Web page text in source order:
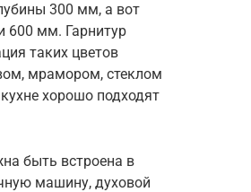
300 мм, а вот
600 мм. Гарнитур
таких цветов
мрамором, стеклом
хорошо подходят
быть встроена в
машину, духовой